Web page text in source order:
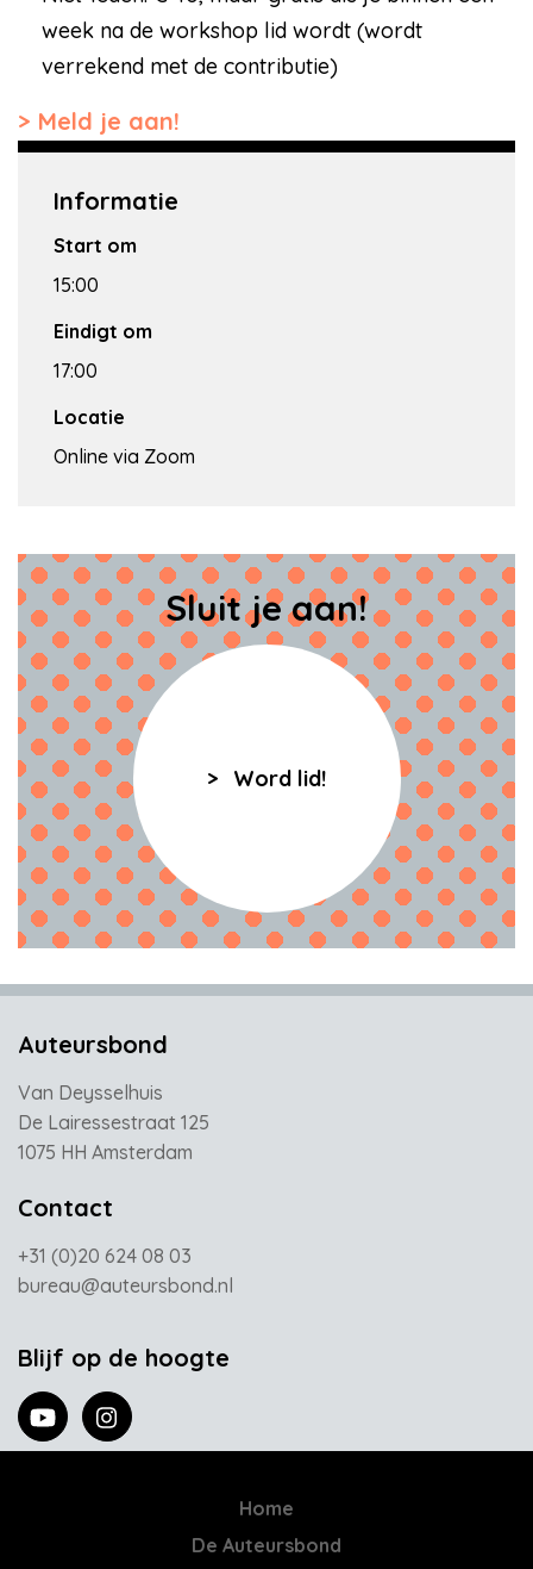
week na de workshop lid wordt (wordt
verrekend met de contributie)
Meld je aan!
Informatie
Start om
15:00
Eindigt om
17:00
Locatie
Online via Zoom
Sluit je aan!
Word lid!
Auteursbond
Van Deysselhuis
De Lairessestraat 125
1075 HH Amsterdam
Contact
+31 (0)20 624 08 03
bureau@auteursbond.nl
Blijf op de hoogte
Home
De Auteursbond